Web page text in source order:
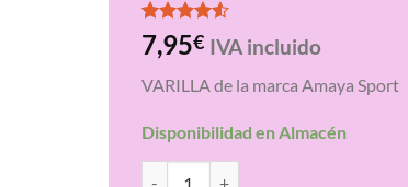
Valorado
con4.50
base a
4
de clientes
7,95€ IVA incluido
VARILLA de la marca Amaya Sport
Disponibilidad en Almacén